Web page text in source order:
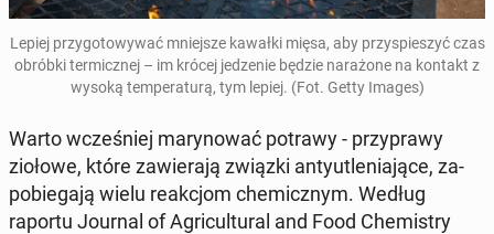
Lepiej przy­go­to­wy­wać mniej­sze kawałki mięsa, aby przy­spie­szyć czas
obróbki ter­micz­nej – im krócej je­dze­nie będzie na­ra­żo­ne na kontakt z
wysoką tem­pe­ra­tu­rą, tym lepiej. (Fot. Getty Images)
Warto wcze­śniej ma­ry­no­wać potrawy - przy­pra­wy
ziołowe, które za­wie­ra­ją związki an­ty­utle­nia­ją­ce, za­
po­bie­ga­ją wielu re­ak­cjom che­micz­nym. Według
raportu Journal of Agri­cul­tu­ral and Food Che­mi­stry